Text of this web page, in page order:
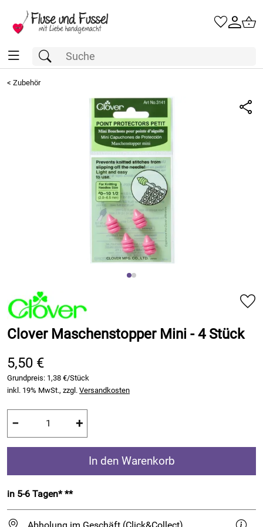
< Zubehör
Clover Maschenstopper Mini - 4 Stück
5,50 €
Grundpreis: 1,38 €/Stück
inkl. 19% MwSt., zzgl. Versandkosten
− +
In den Warenkorb
in 5-6 Tagen* **